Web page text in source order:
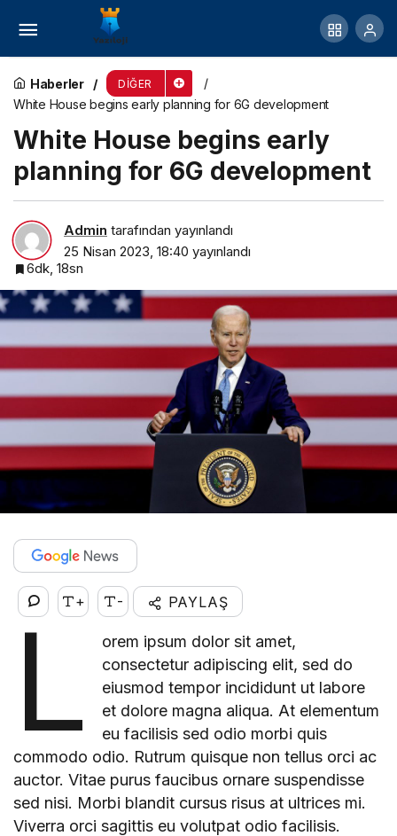
Haberler DIĞER
White House begins early planning for 6G development
White House begins early
planning for 6G development
Admin tarafından yayınlandı
25 Nisan 2023, 18:40 yayınlandı
6dk, 18sn
+ - PAYLAŞ
L
orem ipsum dolor sit amet,
consectetur adipiscing elit, sed do
eiusmod tempor incididunt ut labore
et dolore magna aliqua. At elementum
eu facilisis sed odio morbi quis
commodo odio. Rutrum quisque non tellus orci ac
auctor. Vitae purus faucibus ornare suspendisse
sed nisi. Morbi blandit cursus risus at ultrices mi.
Viverra orci sagittis eu volutpat odio facilisis.
High speed trains are racing across the world.
But not in America